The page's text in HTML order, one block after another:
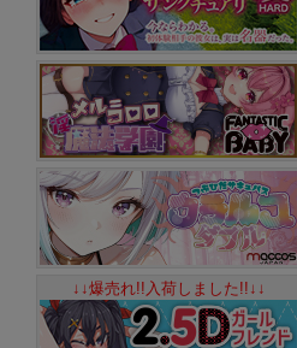
↓↓爆売れ!!入荷しました!!↓↓